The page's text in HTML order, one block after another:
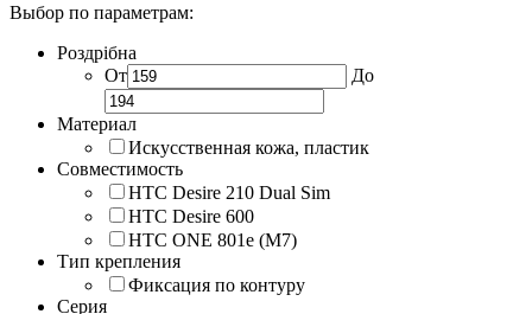
Выбор по параметрам:
Роздрібна
От
До
Материал
Искусственная кожа, пластик
Совместимость
HTC Desire 210 Dual Sim
HTC Desire 600
HTC ONE 801e (M7)
Тип крепления
Фиксация по контуру
Серия